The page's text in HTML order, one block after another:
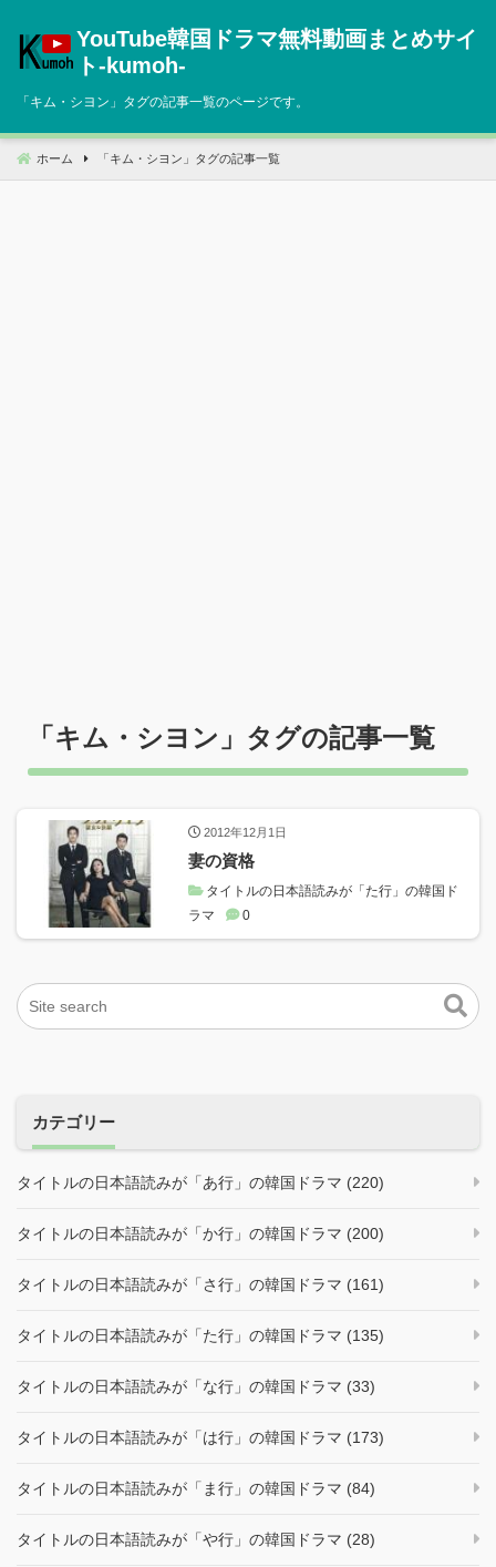
へ
動
YouTube韓国ドラマ無料動画まとめサイ
ト‐kumoh‐
「キム・シヨン 」タグの記事一覧のページです。
ホーム 「 キム・シヨン 」タグの記事一覧
「キム・シヨン 」タグの記事一覧
2012年12月1日
妻の資格
タイトルの日本語読みが「た行」の韓国ド
ラマ
0
カテゴリー
タイトルの日本語読みが「あ行」の韓国ドラマ (220)
タイトルの日本語読みが「か行」の韓国ドラマ (200)
タイトルの日本語読みが「さ行」の韓国ドラマ (161)
タイトルの日本語読みが「た行」の韓国ドラマ (135)
タイトルの日本語読みが「な行」の韓国ドラマ (33)
タイトルの日本語読みが「は行」の韓国ドラマ (173)
タイトルの日本語読みが「ま行」の韓国ドラマ (84)
タイトルの日本語読みが「や行」の韓国ドラマ (28)